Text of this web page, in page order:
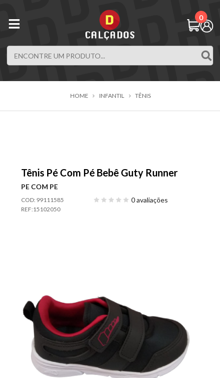
0
HOME INFANTIL TÊNIS
Tênis Pé Com Pé Bebê Guty Runner
PE COM PE
COD: 99111585
REF:15102050
0 avaliações